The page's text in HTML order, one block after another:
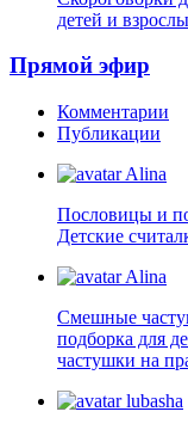
детей и
Прямой эфир
Комментарии
Публикации
Alina
Пословицы и
Детские
Alina
Смешные
подборка для
частушки на
lubasha